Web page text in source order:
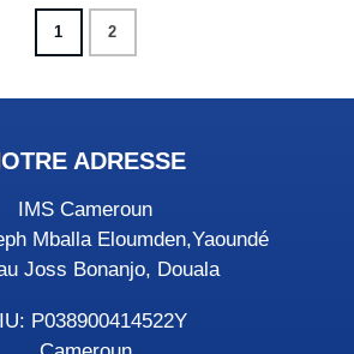
1 2
ADRESSE
IMS Cameroun
Mballa Eloumden,Yaoundé
Joss Bonanjo, Douala
P038900414522Y